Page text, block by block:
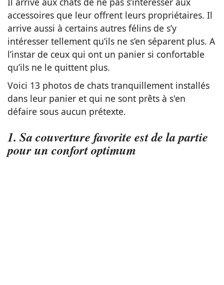
accessoires que leur offrent leurs propriétaires. Il
arrive aussi à certains autres félins de s’y
intéresser tellement qu’ils ne s’en séparent plus. A
l’instar de ceux qui ont un panier si confortable
qu’ils ne le quittent plus.
Voici 13 photos de chats tranquillement installés
dans leur panier et qui ne sont prêts à s'en
défaire sous aucun prétexte.
1. Sa couverture favorite est de la partie
pour un confort optimum